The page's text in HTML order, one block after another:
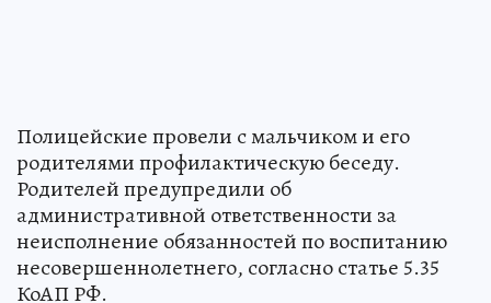
Полицейские провели с мальчиком и его
родителями профилактическую беседу.
Родителей предупредили об
административной ответственности за
неисполнение обязанностей по воспитанию
несовершеннолетнего, согласно статье 5.35
КоАП РФ.